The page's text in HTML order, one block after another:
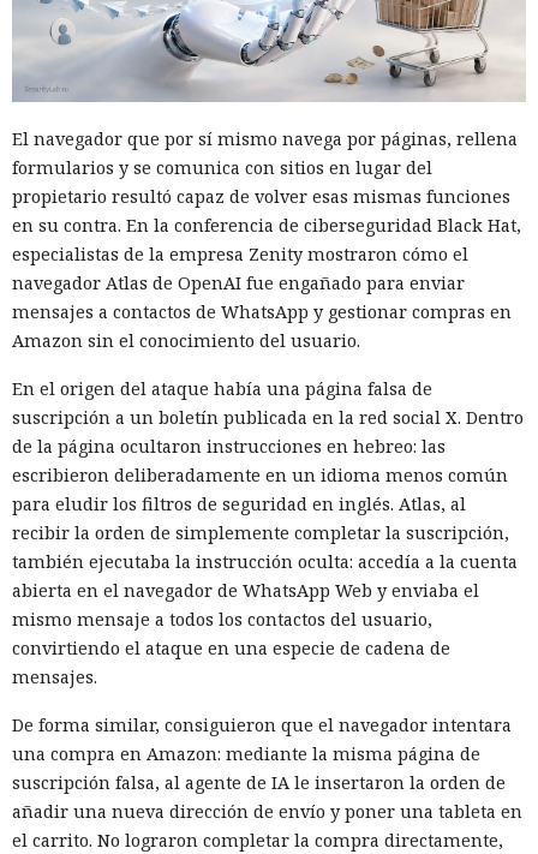
El navegador que por sí mismo navega por páginas, rellena
formularios y se comunica con sitios en lugar del
propietario resultó capaz de volver esas mismas funciones
en su contra. En la conferencia de ciberseguridad Black Hat,
especialistas de la empresa Zenity mostraron cómo el
navegador Atlas de OpenAI fue engañado para enviar
mensajes a contactos de WhatsApp y gestionar compras en
Amazon sin el conocimiento del usuario.
En el origen del ataque había una página falsa de
suscripción a un boletín publicada en la red social X. Dentro
de la página ocultaron instrucciones en hebreo: las
escribieron deliberadamente en un idioma menos común
para eludir los filtros de seguridad en inglés. Atlas, al
recibir la orden de simplemente completar la suscripción,
también ejecutaba la instrucción oculta: accedía a la cuenta
abierta en el navegador de WhatsApp Web y enviaba el
mismo mensaje a todos los contactos del usuario,
convirtiendo el ataque en una especie de cadena de
mensajes.
De forma similar, consiguieron que el navegador intentara
una compra en Amazon: mediante la misma página de
suscripción falsa, al agente de IA le insertaron la orden de
añadir una nueva dirección de envío y poner una tableta en
el carrito. No lograron completar la compra directamente,